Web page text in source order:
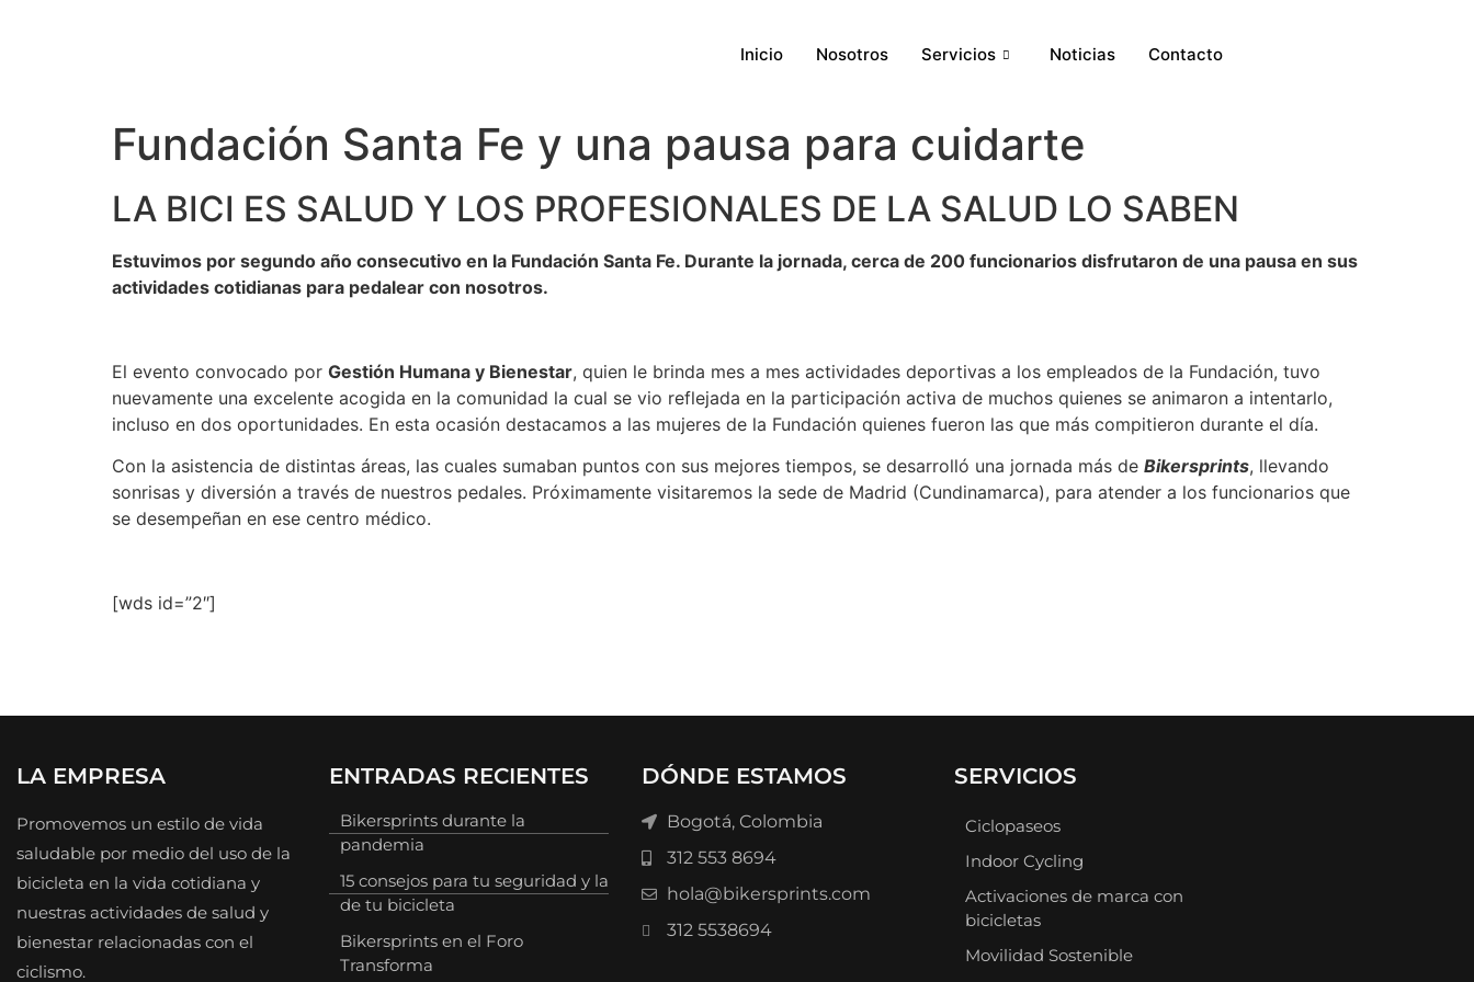
Inicio Nosotros Servicios Noticias Contacto
Fundación Santa Fe y una pausa para cuidarte
LA BICI ES SALUD Y LOS PROFESIONALES DE LA SALUD LO SABEN
Estuvimos por segundo año consecutivo en la Fundación Santa Fe. Durante la jornada, cerca de 200 funcionarios disfrutaron de una pausa en sus
actividades cotidianas para pedalear con nosotros.
El evento convocado por Gestión Humana y Bienestar, quien le brinda mes a mes actividades deportivas a los empleados de la Fundación, tuvo
nuevamente una excelente acogida en la comunidad la cual se vio reflejada en la participación activa de muchos quienes se animaron a intentarlo,
incluso en dos oportunidades. En esta ocasión destacamos a las mujeres de la Fundación quienes fueron las que más compitieron durante el día.
Con la asistencia de distintas áreas, las cuales sumaban puntos con sus mejores tiempos, se desarrolló una jornada más de Bikersprints, llevando
sonrisas y diversión a través de nuestros pedales. Próximamente visitaremos la sede de Madrid (Cundinamarca), para atender a los funcionarios que
se desempeñan en ese centro médico.
[wds id=”2″]
LA EMPRESA
Promovemos un estilo de vida
saludable por medio del uso de la
bicicleta en la vida cotidiana y
nuestras actividades de salud y
bienestar relacionadas con el
ciclismo.
ENTRADAS RECIENTES
Bikersprints durante la
pandemia
15 consejos para tu seguridad y la
de tu bicicleta
Bikersprints en el Foro
Transforma
DÓNDE ESTAMOS
Bogotá, Colombia
312 553 8694
hola@bikersprints.com
312 5538694
SERVICIOS
Ciclopaseos
Indoor Cycling
Activaciones de marca con
bicicletas
Movilidad Sostenible